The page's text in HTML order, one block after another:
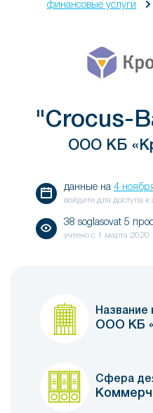
финансовые услуги
"Crocus-
ООО КБ
данные на 4
войдите для доступа
38 soglasovat 5
учтено с 1 марта 2020
Название
ООО КБ
Сфера